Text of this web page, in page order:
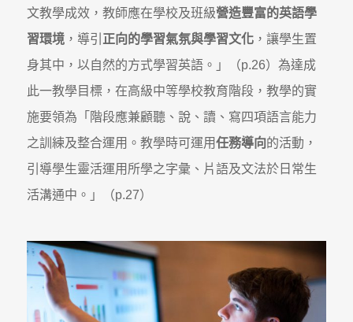
文教學成效，教師應在學校及班級營造豐富的英語學
習環境，導引 正向的學習氣氛與學習文化，讓學生置
身其中，以自然的方式學習英語。」（p.26）為達成
此一教學目標，在高級中等學校教育階段，教學的實
施要領為「階段應兼顧聽、說、讀、寫四項語言能力
之訓練及整合運用。教學時可運用任務導向的活動，
引導學生靈活運用所學之字彙、片語及文法於日常生
活溝通中。」（p.27）